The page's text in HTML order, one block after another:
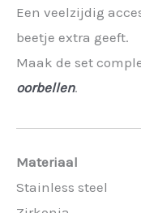
Een veelzijdig
beetje extra geeft.
Maak de set
oorbellen.
Materiaal
Stainless steel